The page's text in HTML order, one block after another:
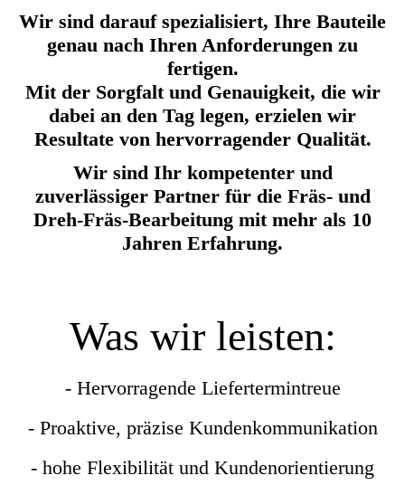
Wir sind darauf spezialisiert, Ihre Bauteile
genau nach Ihren Anforderungen zu
fertigen.
Mit der Sorgfalt und Genauigkeit, die wir
dabei an den Tag legen, erzielen wir
Resultate von hervorragender Qualität.
Wir sind Ihr kompetenter und
zuverlässiger Partner für die Fräs- und
Dreh-Fräs-Bearbeitung mit mehr als 10
Jahren Erfahrung.
Was wir leisten:
- Hervorragende Liefertermintreue
- Proaktive, präzise Kundenkommunikation
- hohe Flexibilität und Kundenorientierung